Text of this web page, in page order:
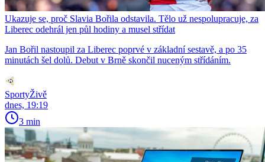
Ukazuje se, proč Slavia Bořila odstavila. Tělo už nespolupracuje, za
Liberec odehrál jen půl hodiny a musel střídat
Jan Bořil nastoupil za Liberec poprvé v základní sestavě, a po 35
minutách šel dolů. Debut v Brně skončil nuceným střídáním.
SportyŽivě
dnes, 19:19
3 min